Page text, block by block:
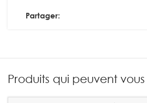
Partager:
Produits qui peuvent